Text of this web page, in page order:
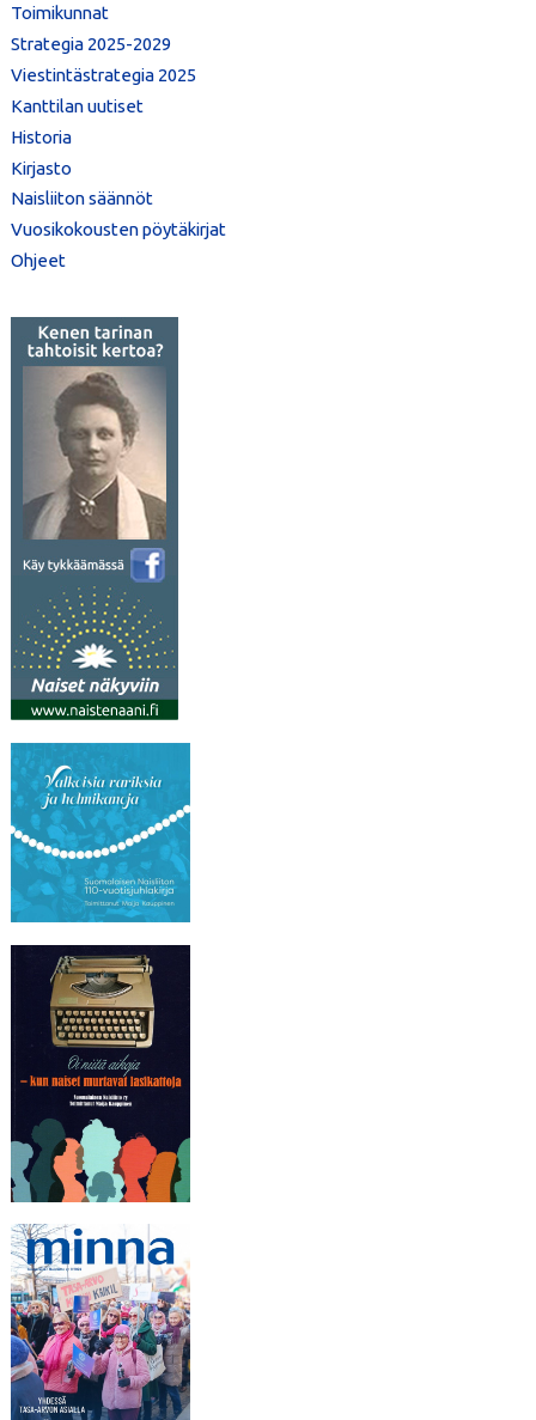
Toimikunnat
Strategia 2025-2029
Viestintästrategia 2025
Kanttilan uutiset
Historia
Kirjasto
Naisliiton säännöt
Vuosikokousten pöytäkirjat
Ohjeet